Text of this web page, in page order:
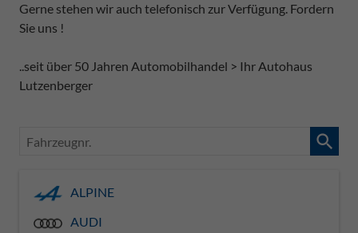
Gerne stehen wir auch telefonisch zur Verfügung. Fordern
Sie uns !
..seit über 50 Jahren Automobilhandel > Ihr Autohaus
Lutzenberger
Fahrzeugnr.
ALPINE
AUDI